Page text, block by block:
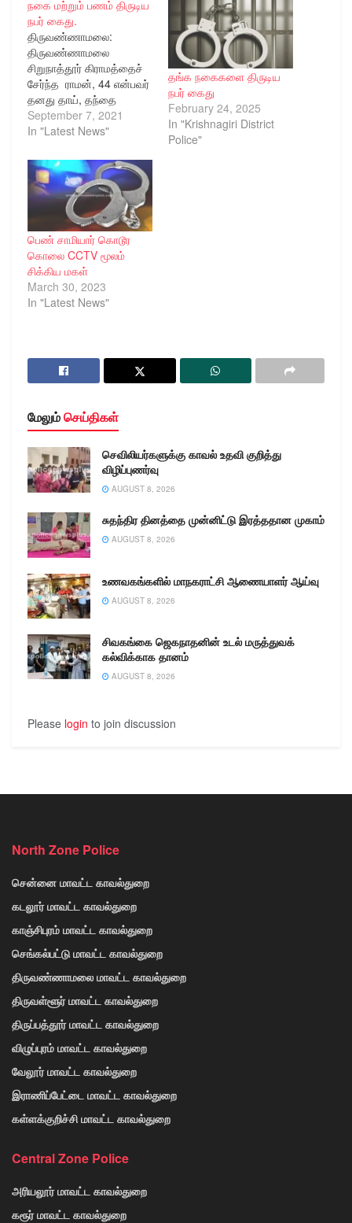
நகை மற்றும் பணம் திருடிய
நபர் கைது.
திருவண்ணாமலை:
திருவண்ணாமலை
சிறுநாத்தூர் கிராமத்தைச்
சேர்ந்த ராமன், 44 என்பவர்
தனது தாய், தந்தை
விழுப்புரம் மாவட்டம்,
மேல்மலையனூர் வட்டம்,
வசித்து வருவதாகவும்,
இந்நிலையில் கடந்த
29.07.2021 ஆம் தேதி
தனது தந்தை கணேசன்
மானந்தல் கிராமத்தில்
இறந்துவிட்டதாகவும்,
இதற்காக அங்கு
குடும்பத்துடன் சென்று
விட்டதாகவும், கடந்த
03.08.2021 ஆம் தேதி
வீட்டிற்கு வந்து
பார்த்துவிட்டு, வீட்டை
September 7, 2021
In "Latest News"
தங்க நகைகளை திருடிய
நபர் கைது
February 24, 2025
In "Krishnagiri District
Police"
பெண் சாமியார் கொடூர
கொலை CCTV மூலம்
சிக்கிய மகள்
March 30, 2023
In "Latest News"
மேலும்செய்திகள்
செவிலியர்களுக்கு காவல் உதவி குறித்து
விழிப்புணர்வு
AUGUST 8, 2026
சுதந்திர தினத்தை முன்னிட்டு இரத்ததான முகாம்
AUGUST 8, 2026
உணவகங்களில் மாநகராட்சி ஆணையாளர் ஆய்வு
AUGUST 8, 2026
சிவகங்கை ஜெகநாதனின் உடல் மருத்துவக்
கல்விக்காக தானம்
AUGUST 8, 2026
Please login to join discussion
North Zone Police
சென்னை மாவட்ட காவல்துறை
கடலூர் மாவட்ட காவல்துறை
காஞ்சிபுரம் மாவட்ட காவல்துறை
செங்கல்பட்டு மாவட்ட காவல்துறை
திருவண்ணாமலை மாவட்ட காவல்துறை
திருவள்ளூர் மாவட்ட காவல்துறை
திருப்பத்தூர் மாவட்ட காவல்துறை
விழுப்புரம் மாவட்ட காவல்துறை
வேலூர் மாவட்ட காவல்துறை
இராணிப்பேட்டை மாவட்ட காவல்துறை
கள்ளக்குறிச்சி மாவட்ட காவல்துறை
Central Zone Police
அரியலூர் மாவட்ட காவல்துறை
கரூர் மாவட்ட காவல்துறை